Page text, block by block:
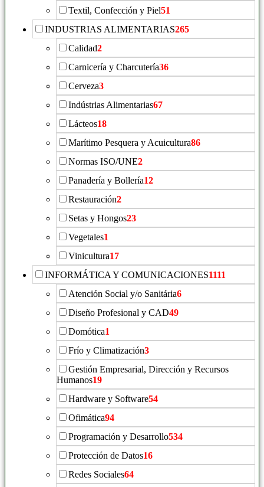
Textil, Confección y Piel51
INDUSTRIAS ALIMENTARIAS265
Calidad2
Carnicería y Charcutería36
Cerveza3
Indústrias Alimentarias67
Lácteos18
Marítimo Pesquera y Acuicultura86
Normas ISO/UNE2
Panadería y Bollería12
Restauración2
Setas y Hongos23
Vegetales1
Vinicultura17
INFORMÁTICA Y COMUNICACIONES1111
Atención Social y/o Sanitária6
Diseño Profesional y CAD49
Domótica1
Frío y Climatización3
Gestión Empresarial, Dirección y Recursos
Humanos19
Hardware y Software54
Ofimática94
Programación y Desarrollo534
Protección de Datos16
Redes Sociales64